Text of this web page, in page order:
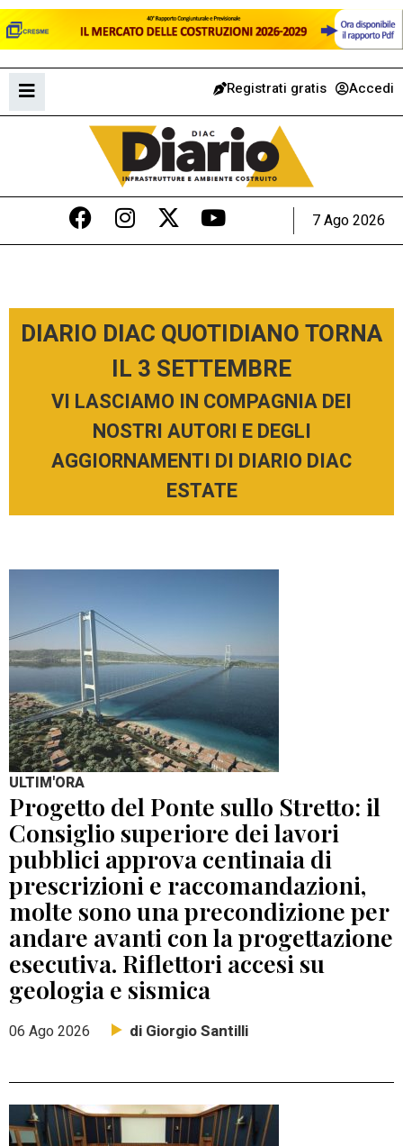
Registrati gratis Accedi
7 Ago 2026
DIARIO DIAC QUOTIDIANO TORNA
IL 3 SETTEMBRE
VI LASCIAMO IN COMPAGNIA DEI
NOSTRI AUTORI E DEGLI
AGGIORNAMENTI DI DIARIO DIAC
ESTATE
ULTIM'ORA
Progetto del Ponte sullo Stretto: il
Consiglio superiore dei lavori
pubblici approva centinaia di
prescrizioni e raccomandazioni,
molte sono una precondizione per
andare avanti con la progettazione
esecutiva. Riflettori accesi su
geologia e sismica
06 Ago 2026 di Giorgio Santilli